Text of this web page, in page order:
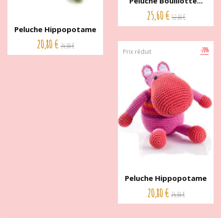
Peluche Hippopotame
hochet...
20,80 € 26,00 €
25,60 € 32,00 €
-20%
Prix réduit
Peluche Hippopotame
Rouge...
20,80 € 26,00 €